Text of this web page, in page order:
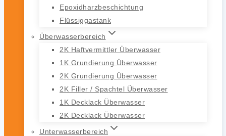
Epoxidharzbeschichtung
Flüssiggastank
Überwasserbereich
2K Haftvermittler Überwasser
1K Grundierung Überwasser
2K Grundierung Überwasser
2K Filler / Spachtel Überwasser
1K Decklack Überwasser
2K Decklack Überwasser
Unterwasserbereich